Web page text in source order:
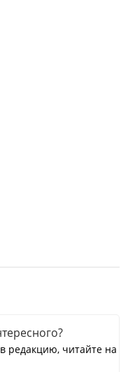
редакцию, читайте на